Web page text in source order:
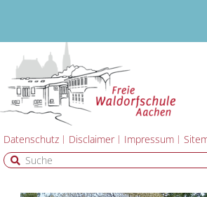
Datenschutz Disclaimer Impressum